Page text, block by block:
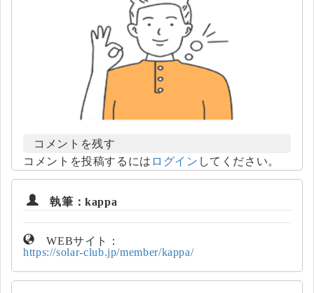
コメントを残す
コメントを投稿するには ログイン してください。
執筆：kappa
WEBサイト：
https://solar-club.jp/member/kappa/